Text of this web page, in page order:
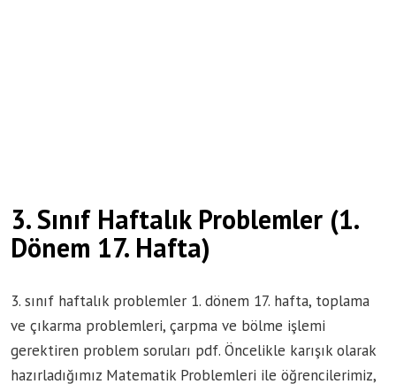
3. Sınıf Haftalık Problemler (1.
Dönem 17. Hafta)
3. sınıf haftalık problemler 1. dönem 17. hafta, toplama
ve çıkarma problemleri, çarpma ve bölme işlemi
gerektiren problem soruları pdf. Öncelikle karışık olarak
hazırladığımız Matematik Problemleri ile öğrencilerimiz,